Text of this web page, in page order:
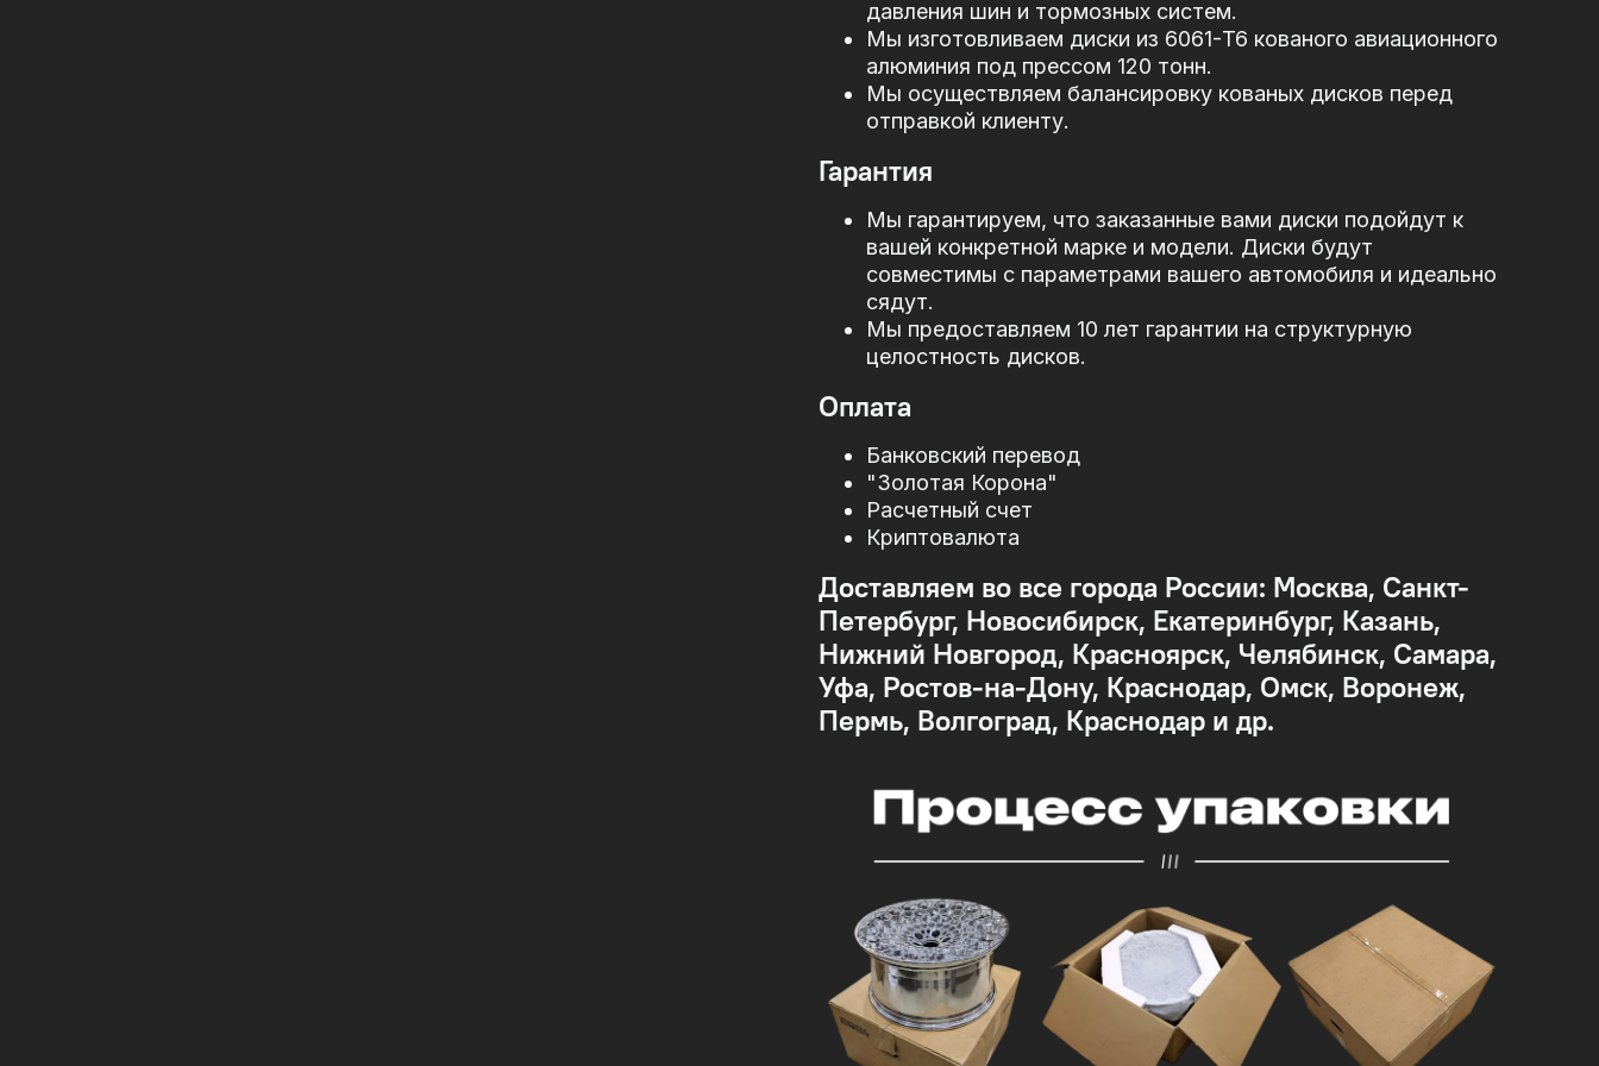
давления шин и тормозных систем.
Мы изготовливаем диски из 6061-T6 кованого авиационного
алюминия под прессом 120 тонн.
Мы осуществляем балансировку кованых дисков перед
отправкой клиенту.
Гарантия
Мы гарантируем, что заказанные вами диски подойдут к
вашей конкретной марке и модели. Диски будут
совместимы с параметрами вашего автомобиля и идеально
сядут.
Мы предоставляем 10 лет гарантии на структурную
целостность дисков.
Оплата
Банковский перевод
"Золотая Корона"
Расчетный счет
Криптовалюта
Доставляем во все города России: Москва, Санкт-
Петербург, Новосибирск, Екатеринбург, Казань,
Нижний Новгород, Красноярск, Челябинск, Самара,
Уфа, Ростов-на-Дону, Краснодар, Омск, Воронеж,
Пермь, Волгоград, Краснодар и др.